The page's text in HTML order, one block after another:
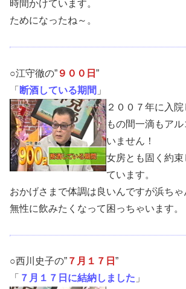
時間かけています。
ためになったね～。
○江守徹の” ９００日 ”
「 断酒している期間 」
２００７年に入
もの間一滴もア
いません！
女房とも固く約
ています。
おかげさまで体調は良いんですが浜ちゃ
無性に飲みたくなって困っちゃいます。
○西川史子の” ７月１７日 ”
「 ７月１７日に結納しました 」